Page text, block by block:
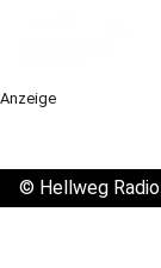
Anzeige
© Hellweg Radio